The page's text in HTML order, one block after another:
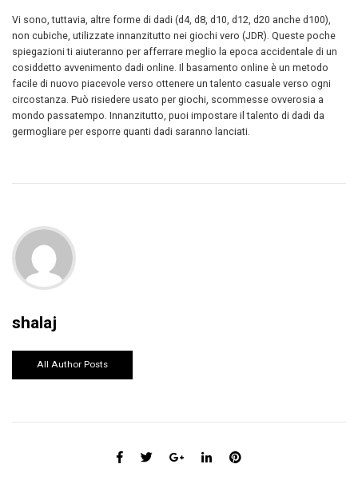
Vi sono, tuttavia, altre forme di dadi (d4, d8, d10, d12, d20 anche d100),
non cubiche, utilizzate innanzitutto nei giochi vero (JDR). Queste poche
spiegazioni ti aiuteranno per afferrare meglio la epoca accidentale di un
cosiddetto avvenimento dadi online. Il basamento online è un metodo
facile di nuovo piacevole verso ottenere un talento casuale verso ogni
circostanza. Può risiedere usato per giochi, scommesse ovverosia a
mondo passatempo. Innanzitutto, puoi impostare il talento di dadi da
germogliare per esporre quanti dadi saranno lanciati.
shalaj
All Author Posts